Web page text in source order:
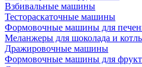
Взбивальные машины
Тестораскаточные машины
Формовочные машины для
Меланжеры для шоколада и
Дражировочные машины
Формовочные машины для